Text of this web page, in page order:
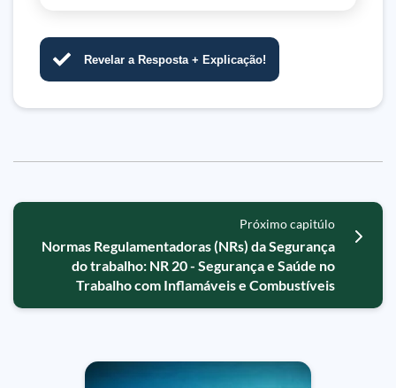
Revelar a Resposta + Explicação!
Próximo capitúlo
Normas Regulamentadoras (NRs) da Segurança
do trabalho: NR 20 - Segurança e Saúde no
Trabalho com Inflamáveis e Combustíveis